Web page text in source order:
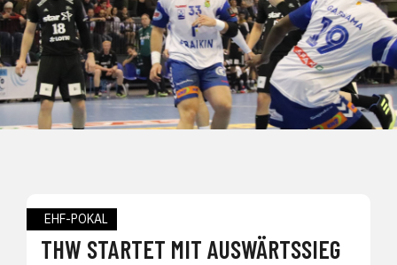
EHF-POKAL
THW STARTET MIT AUSWÄRTSSIEG